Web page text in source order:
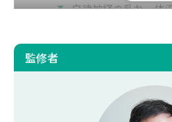
自律神経の乱れ・体
熱中症の後遺症が起こる
高体温による脳細胞
脱水と動脈硬化によ
ホルモンバランスや
監修者